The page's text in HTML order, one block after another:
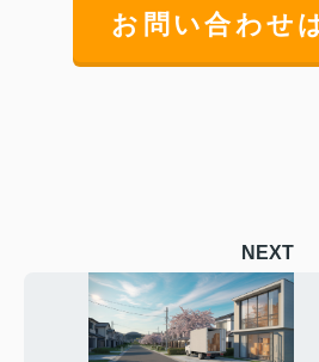
お問い合わせ
NEXT